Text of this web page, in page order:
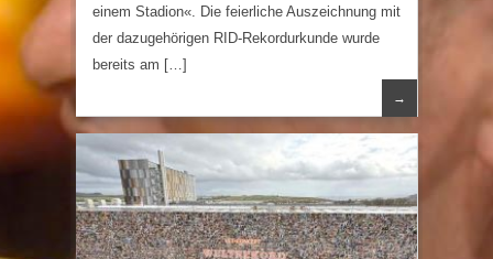
einem Stadion«. Die feierliche Auszeichnung mit
der dazugehörigen RID-Rekordurkunde wurde
bereits am […]
→